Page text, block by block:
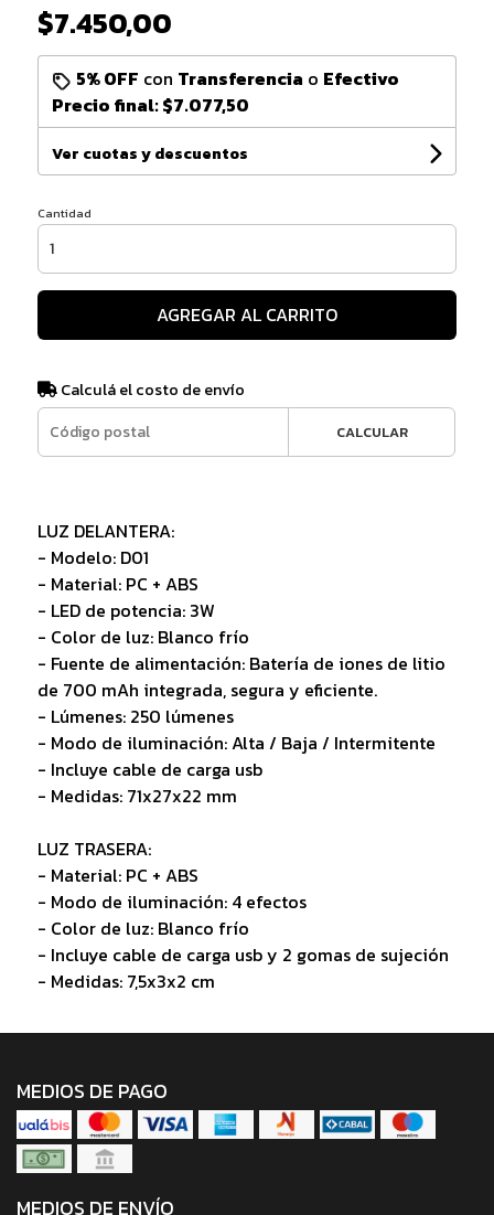
$7.450,00
5% OFF con Transferencia o Efectivo
Precio final:$7.077,50
Ver cuotas y descuentos
Cantidad
AGREGAR AL CARRITO
Calculá el costo de envío
CALCULAR
LUZ DELANTERA:
- Modelo: D01
- Material: PC + ABS
- LED de potencia: 3W
- Color de luz: Blanco frío
- Fuente de alimentación: Batería de iones de litio
de 700 mAh integrada, segura y eficiente.
- Lúmenes: 250 lúmenes
- Modo de iluminación: Alta / Baja / Intermitente
- Incluye cable de carga usb
- Medidas: 71x27x22 mm
LUZ TRASERA:
- Material: PC + ABS
- Modo de iluminación: 4 efectos
- Color de luz: Blanco frío
- Incluye cable de carga usb y 2 gomas de sujeción
- Medidas: 7,5x3x2 cm
MEDIOS DE PAGO
MEDIOS DE ENVÍO